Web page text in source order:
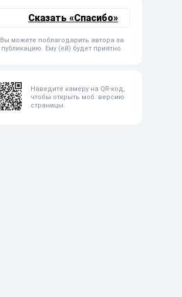
Сказать «Спасибо»
Вы можете поблагодарить автора за
публикацию. Ему (ей) будет приятно.
Наведите камеру на QR-код,
чтобы открыть моб. версию
страницы.